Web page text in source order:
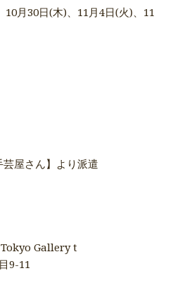
10月30日(木)、11月4日(火)、11
屋さん】より派遣
Tokyo Gallery t
9-11